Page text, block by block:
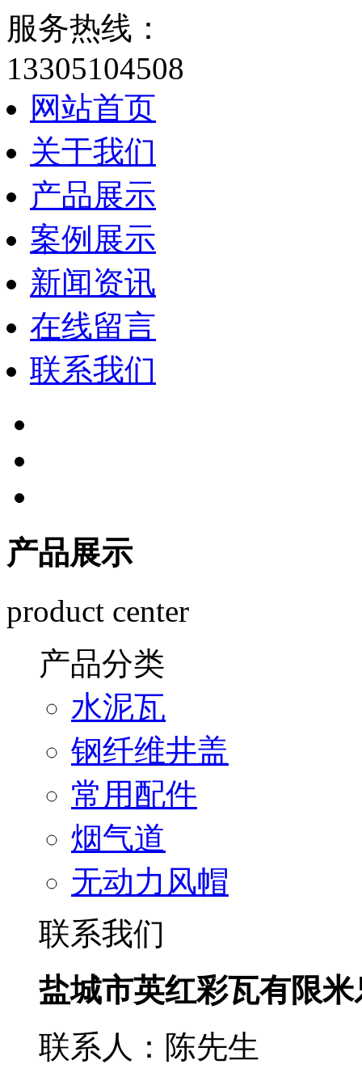
服务热线：
13305104508
网站首页
关于我们
产品展示
案例展示
新闻资讯
在线留言
联系我们
产品展示
product center
产品分类
水泥瓦
钢纤维井盖
常用配件
烟气道
无动力风帽
联系我们
盐城市英红彩瓦有限
联系人：陈先生